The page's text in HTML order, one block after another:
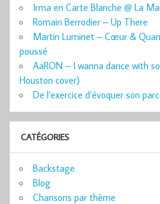
Irma en Carte Blanche @ La
Romain Berrodier – Up There
Martin Luminet – Cœur &
poussé
AaRON – I wanna dance with
Houston cover)
De l’exercice d’évoquer son
CATÉGORIES
Backstage
Blog
Chansons par thème